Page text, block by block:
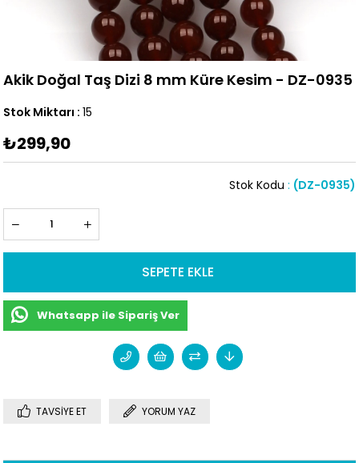
Akik Doğal Taş Dizi 8 mm Küre Kesim - DZ-0935
Stok Miktarı : 15
₺299,90
(DZ-0935)
Stok Kodu
Whatsapp ile Sipariş Ver
TAVSIYE ET YORUM YAZ